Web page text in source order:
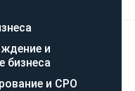
и
бизнеса
и СРО